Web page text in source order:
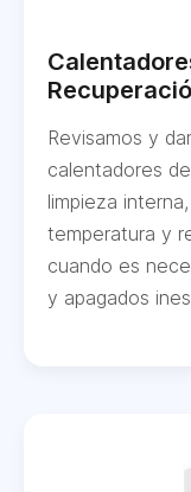
Revisamos y
calentadores
limpieza
temperatura y
cuando es
y apagados